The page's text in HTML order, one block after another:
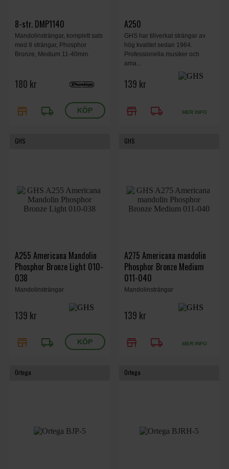
8-str. DMP1140
Mandolinsträngar, komplett sats
med 8 strängar, Phosphor
Bronze, Medium 11-40mm.
180 kr
store local_shipping
A250
GHS har tillverkat strängar av
hög kvalitet sedan 1964.
Professionella musiker och
ama...
139 kr
store local_shipping MER INFO
GHS
A255 Americana Mandolin
Phosphor Bronze Light 010-
038
Mandolinsträngar
139 kr
store local_shipping
GHS
A275 Americana mandolin
Phosphor Bronze Medium
011-040
Mandolinsträngar
139 kr
store local_shipping MER INFO
Ortega Ortega